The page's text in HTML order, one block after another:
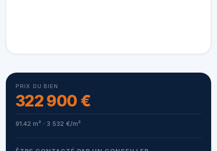
PRIX DU BIEN
322 900 €
91.42 m² · 3 532 €/m²